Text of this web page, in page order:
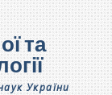
та
України